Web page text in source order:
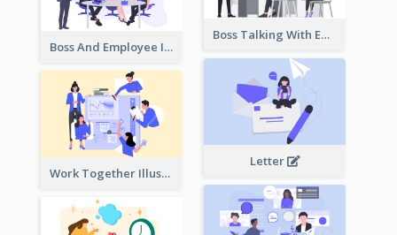
Boss Talking With Employee Illustration
Boss And Employee Illustration
Letter
Work Together Illustration